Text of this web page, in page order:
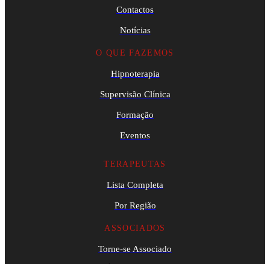
Contactos
Notícias
O QUE FAZEMOS
Hipnoterapia
Supervisão Clínica
Formação
Eventos
TERAPEUTAS
Lista Completa
Por Região
ASSOCIADOS
Torne-se Associado